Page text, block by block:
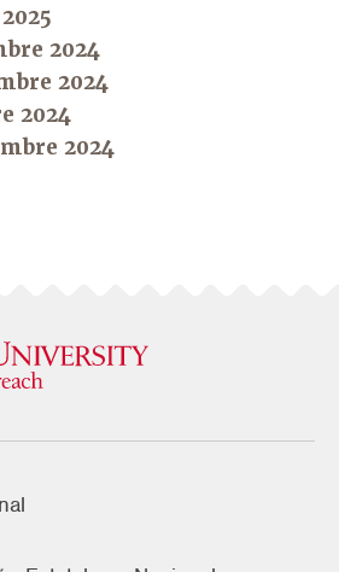
2024
2024
2024
2024